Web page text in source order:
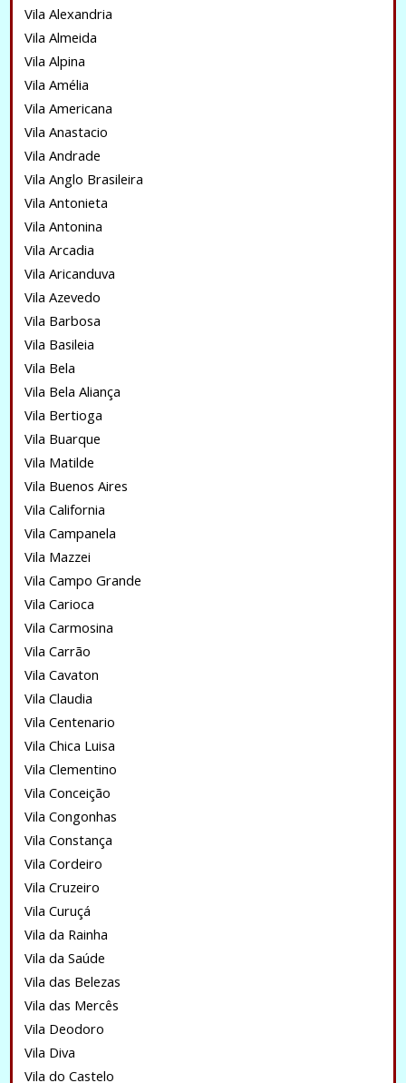
Vila Alexandria
Vila Almeida
Vila Alpina
Vila Amélia
Vila Americana
Vila Anastacio
Vila Andrade
Vila Anglo Brasileira
Vila Antonieta
Vila Antonina
Vila Arcadia
Vila Aricanduva
Vila Azevedo
Vila Barbosa
Vila Basileia
Vila Bela
Vila Bela Aliança
Vila Bertioga
Vila Buarque
Vila Matilde
Vila Buenos Aires
Vila California
Vila Campanela
Vila Mazzei
Vila Campo Grande
Vila Carioca
Vila Carmosina
Vila Carrão
Vila Cavaton
Vila Claudia
Vila Centenario
Vila Chica Luisa
Vila Clementino
Vila Conceição
Vila Congonhas
Vila Constança
Vila Cordeiro
Vila Cruzeiro
Vila Curuçá
Vila da Rainha
Vila da Saúde
Vila das Belezas
Vila das Mercês
Vila Deodoro
Vila Diva
Vila do Castelo